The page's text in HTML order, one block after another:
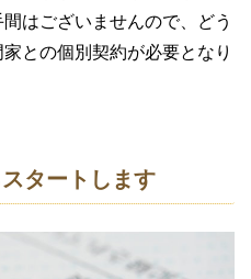
はございませんので、どう
との個別契約が必要となり
タートします